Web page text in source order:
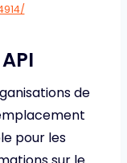
de
pour les